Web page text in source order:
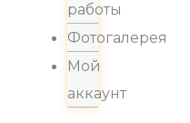
работы
Фотогалерея
Мой
аккаунт